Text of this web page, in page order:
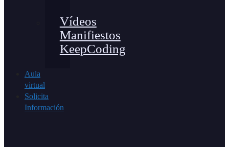
Vídeos
Manifiestos
KeepCoding
Aula
virtual
Solicita
Información